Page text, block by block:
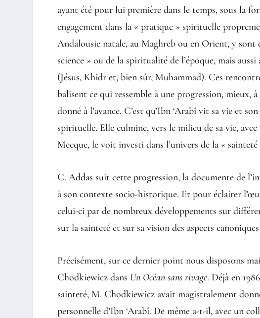
ayant été pour lui première dans le temps, sous la
engagement dans la « pratique » spirituelle
Andalousie natale, au Maghreb ou en Orient, y sont
science » ou de la spiritualité de l’époque, mais
(Jésus, Khidr et, bien sûr, Muhammad). Ces
balisent ce qui ressemble à une progression, mieux,
donné à l’avance. C’est qu’Ibn ‘Arabî vit sa vie et
spirituelle. Elle culmine, vers le milieu de sa vie,
Mecque, le voit investi dans l’univers de la «
C. Addas suit cette progression, la documente de
à son contexte socio-historique. Et pour éclairer
celui-ci par de nombreux développements sur
sur la sainteté et sur sa vision des aspects
Précisément, sur ce dernier point nous disposons
Chodkiewicz dans Un Océan sans rivage. Déjà en
sainteté, M. Chodkiewicz avait magistralement
personnelle d’Ibn ‘Arabî. De même a-t-il, avec un